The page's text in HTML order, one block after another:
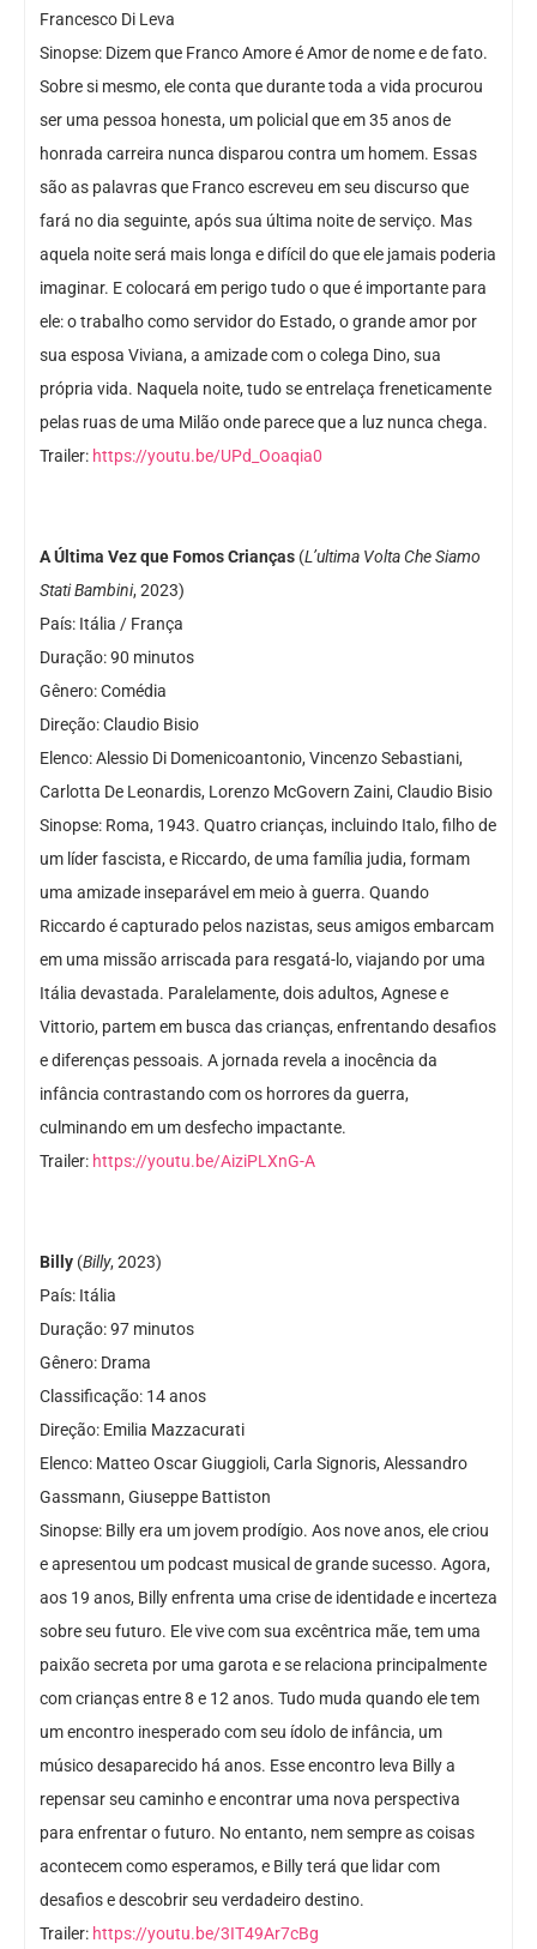
Francesco Di Leva
Sinopse: Dizem que Franco Amore é Amor de nome e de fato.
Sobre si mesmo, ele conta que durante toda a vida procurou
ser uma pessoa honesta, um policial que em 35 anos de
honrada carreira nunca disparou contra um homem. Essas
são as palavras que Franco escreveu em seu discurso que
fará no dia seguinte, após sua última noite de serviço. Mas
aquela noite será mais longa e difícil do que ele jamais poderia
imaginar. E colocará em perigo tudo o que é importante para
ele: o trabalho como servidor do Estado, o grande amor por
sua esposa Viviana, a amizade com o colega Dino, sua
própria vida. Naquela noite, tudo se entrelaça freneticamente
pelas ruas de uma Milão onde parece que a luz nunca chega.
Trailer: https://youtu.be/UPd_Ooaqia0
A Última Vez que Fomos Crianças (L’ultima Volta Che Siamo
Stati Bambini, 2023)
País: Itália / França
Duração: 90 minutos
Gênero: Comédia
Direção: Claudio Bisio
Elenco: Alessio Di Domenicoantonio, Vincenzo Sebastiani,
Carlotta De Leonardis, Lorenzo McGovern Zaini, Claudio Bisio
Sinopse: Roma, 1943. Quatro crianças, incluindo Italo, filho de
um líder fascista, e Riccardo, de uma família judia, formam
uma amizade inseparável em meio à guerra. Quando
Riccardo é capturado pelos nazistas, seus amigos embarcam
em uma missão arriscada para resgatá-lo, viajando por uma
Itália devastada. Paralelamente, dois adultos, Agnese e
Vittorio, partem em busca das crianças, enfrentando desafios
e diferenças pessoais. A jornada revela a inocência da
infância contrastando com os horrores da guerra,
culminando em um desfecho impactante.
Trailer: https://youtu.be/AiziPLXnG-A
Billy (Billy, 2023)
País: Itália
Duração: 97 minutos
Gênero: Drama
Classificação: 14 anos
Direção: Emilia Mazzacurati
Elenco: Matteo Oscar Giuggioli, Carla Signoris, Alessandro
Gassmann, Giuseppe Battiston
Sinopse: Billy era um jovem prodígio. Aos nove anos, ele criou
e apresentou um podcast musical de grande sucesso. Agora,
aos 19 anos, Billy enfrenta uma crise de identidade e incerteza
sobre seu futuro. Ele vive com sua excêntrica mãe, tem uma
paixão secreta por uma garota e se relaciona principalmente
com crianças entre 8 e 12 anos. Tudo muda quando ele tem
um encontro inesperado com seu ídolo de infância, um
músico desaparecido há anos. Esse encontro leva Billy a
repensar seu caminho e encontrar uma nova perspectiva
para enfrentar o futuro. No entanto, nem sempre as coisas
acontecem como esperamos, e Billy terá que lidar com
desafios e descobrir seu verdadeiro destino.
Trailer: https://youtu.be/3IT49Ar7cBg